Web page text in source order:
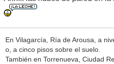
En Vilagarcía, Ría de Arousa, a
o, a cinco pisos sobre el suelo.
También en Torrenueva, Ciudad